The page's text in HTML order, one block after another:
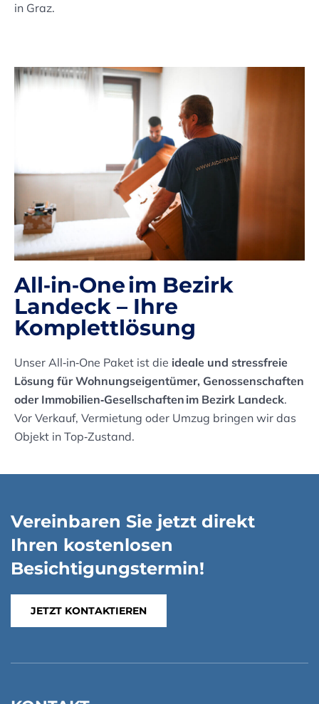
in Graz.
All‑in‑One im Bezirk
Landeck – Ihre
Komplettlösung
Unser All‑in‑One Paket ist die ideale und stressfreie
Lösung für Wohnungseigentümer, Genossenschaften
oder Immobilien‑Gesellschaften im Bezirk Landeck.
Vor Verkauf, Vermietung oder Umzug bringen wir das
Objekt in Top‑Zustand.
Vereinbaren Sie jetzt direkt
Ihren kostenlosen
Besichtigungstermin!
JETZT KONTAKTIEREN